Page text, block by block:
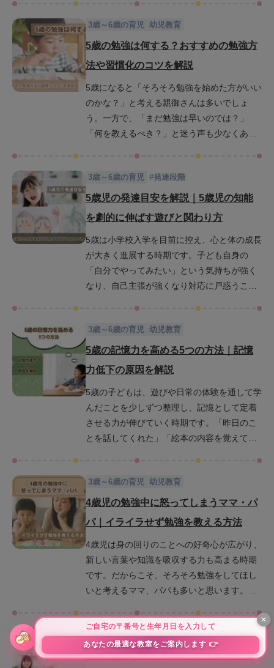
この記事では、5歳児が勉強を嫌がる理由を丁
寧に紐解きながら親子のストレスやイライラ
を減らし、子どものやる気を自然に引き出す
幼児教育の具体策を紹介します。読み終える
頃には、接し方に前向きな変化を感じていた
だけるはずです。
3歳～6歳の育児 幼児教育
5歳の勉強は何する？おすすめの勉強方
法や習慣化のコツを解説
5歳になると「そろそろ勉強を始めた方がいい
のかな？」と考える親御さんは多いでしょ
う。一方で、「まだ勉強は早いのでは？」
「何を教えるべき？」と迷う声も少なくあり
もつ時期です。そんな今だからこそ、どんな
風に勉強にふれるかがとても大切です。この
記事では、5歳児にとって最適な勉強内容や学
習法、習慣化するための実践的なコツを紹介
します。子どもが「楽しい」と感じられる工
夫や、家庭で無理なく取り入れられる学習法
を紹介しているので、お子さんに合った勉強
方法が見つかるでしょう。
3歳～6歳の育児 #発達段階
5歳児の発達目安を解説｜5歳児の知能
を劇的に伸ばす遊びと関わり方
5歳は小学校入学を目前に控え、心と体の成長
が大きく進展する時期です。子ども自身の
「自分でやってみたい」という気持ちが強く
なり、自己主張が強くなり対応に戸惑うこと
た知能の基礎が飛躍的に伸びるチャンスでも
あります。この記事では、5歳児の発達の目安
を詳しく解説し、日常で実践できる遊びや関
わり方を通じて、知能を効果的に育てるヒン
トを紹介します。ぜひこの記事を読んで、よ
り前向きな子育てに役立ててください。
3歳～6歳の育児 幼児教育
5歳の記憶力を高める5つの方法｜記憶
力低下の原因を解説
5歳の子どもは、遊びや日常の体験を通して学
んだことを少しずつ整理し、記憶として定着
させる力が伸びていく時期です。「昨日のこ
とを話してくれた」「絵本の内容を覚えてい
様々な原因によって記憶力が低下してしまう
こともあります。また、規則正しい生活や親
の関わり次第で、記憶力はさらに伸ばすこと
も可能です。この記事では、5歳児の記憶力の
発達メカニズムをわかりやすく解説するとと
もに、記憶力を下げてしまう原因と高めるた
めの工夫をわかりやすく紹介します。日々の
育児に取り入れやすい実践的なヒントを紹介
トを得ていただければと思います。
3歳～6歳の育児 幼児教育
4歳児の勉強中に怒ってしまうママ・パ
パ｜イライラせず勉強を教える方法
4歳児は身の回りのことへの好奇心が広がり、
新しい言葉や知識を吸収する力も高まる時期
です。だからこそ、そろそろ勉強をしてほし
いと考えるママ、パパも多いと思います。一
はすぐにほかのことに興味を向けたり、机に
向かう時間が短かったりして思うように進ま
ないこともあります。そんなとき、親は予定
3歳～6歳の育児 幼児教育
4歳の勉強は何から始める？4歳児がで